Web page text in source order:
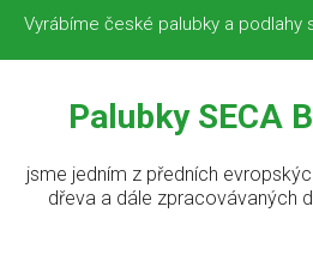
Vyrábíme české palubky a podlahy
Palubky SECA
jsme jedním z předních
dřeva a dále zpracovávaných